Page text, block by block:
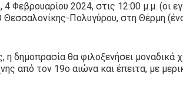
4 Φεβρουαρίου 2024, στις 12:00 μ.μ. (οι
Θεσσαλονίκης-Πολυγύρου, στη Θέρμη
δημοπρασία θα φιλοξενήσει
από τον 19ο αιώνα και έπειτα, με